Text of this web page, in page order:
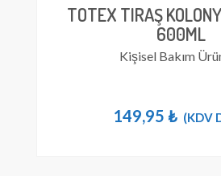
TOTEX TIRAŞ
600ML
Kişisel Bakım
149,95 ₺ (KDV